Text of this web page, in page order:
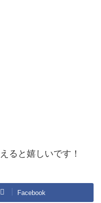
ると嬉しいです！
Facebook